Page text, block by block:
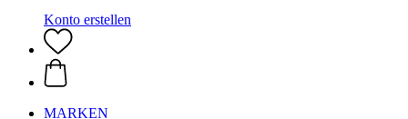
Konto erstellen
MARKEN